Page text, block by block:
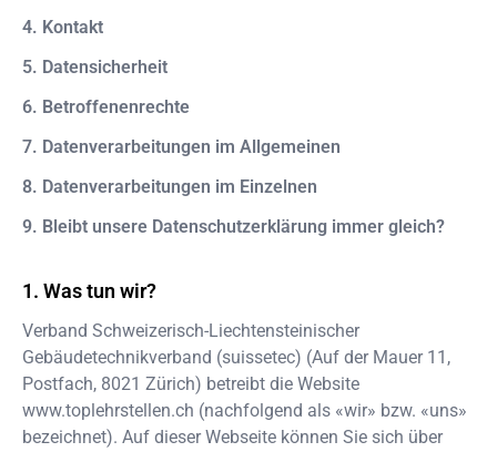
4. Kontakt
5. Datensicherheit
6. Betroffenenrechte
7. Datenverarbeitungen im Allgemeinen
8. Datenverarbeitungen im Einzelnen
9. Bleibt unsere Datenschutzerklärung immer gleich?
Was tun wir?
Verband Schweizerisch-Liechtensteinischer
Gebäudetechnikverband (suissetec) (Auf der Mauer 11,
Postfach, 8021 Zürich) betreibt die Website
www.toplehrstellen.ch (nachfolgend als «wir» bzw. «uns»
bezeichnet). Auf dieser Webseite können Sie sich über